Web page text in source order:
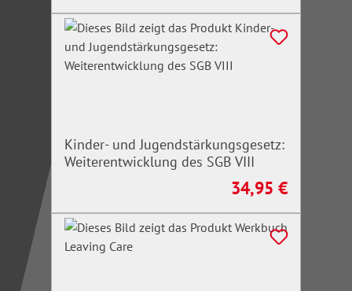
Kinder- und Jugendstärkungsgesetz:
Weiterentwicklung des SGB VIII
Regulärer Preis:
34,95 €